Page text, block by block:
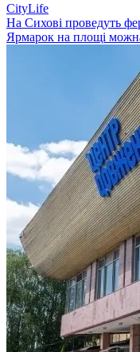
CityLife
На Сихові проведуть
Ярмарок на площі